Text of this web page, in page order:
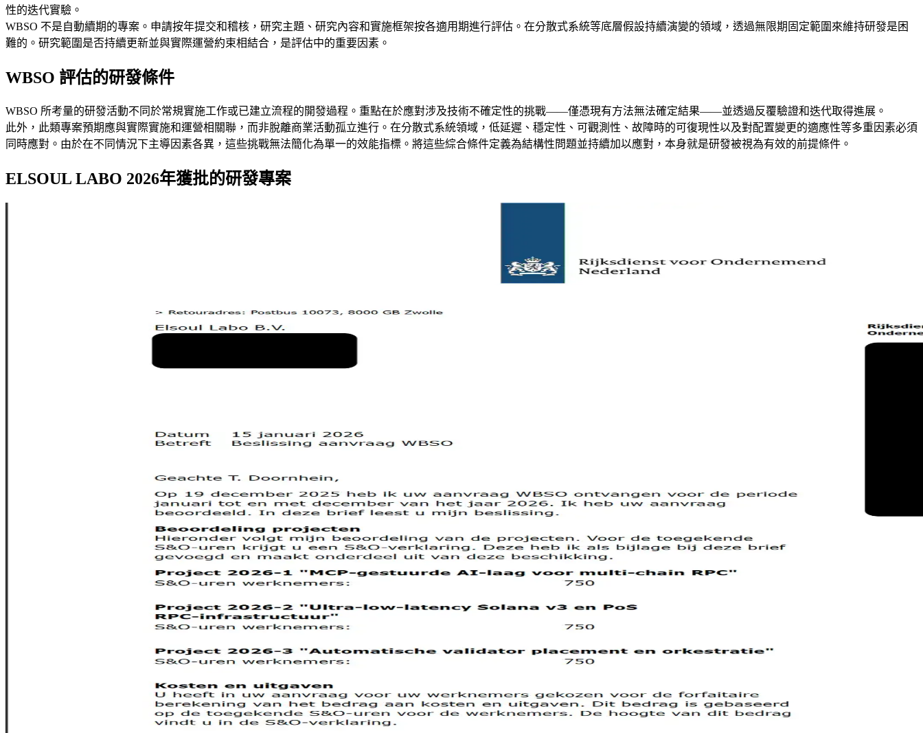
性的迭代實驗。
WBSO 不是自動續期的專案。申請按年提交和稽核，研究主題、研究內容和實施框架按各適用期進行評估。在分散式系統等底層假設持續演變的領域，透過無限期固定範圍來維持研發是困
難的。研究範圍是否持續更新並與實際運營約束相結合，是評估中的重要因素。
WBSO 評估的研發條件
WBSO 所考量的研發活動不同於常規實施工作或已建立流程的開發過程。重點在於應對涉及技術不確定性的挑戰——僅憑現有方法無法確定結果——並透過反覆驗證和迭代取得進展。
此外，此類專案預期應與實際實施和運營相關聯，而非脫離商業活動孤立進行。在分散式系統領域，低延遲、穩定性、可觀測性、故障時的可復現性以及對配置變更的適應性等多重因素必須
同時應對。由於在不同情況下主導因素各異，這些挑戰無法簡化為單一的效能指標。將這些綜合條件定義為結構性問題並持續加以應對，本身就是研發被視為有效的前提條件。
ELSOUL LABO 2026年獲批的研發專案